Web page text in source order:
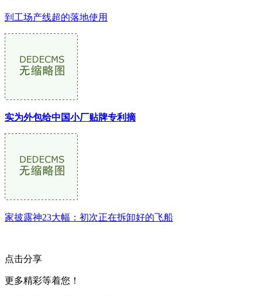
到工场产线超的落地使用
实为外包给中国小厂贴牌专利摘
家披露神23大幅：初次正在拆卸好的飞船
点击分享
更多精彩等着您！